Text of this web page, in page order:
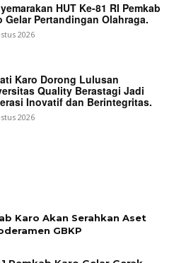
HUT Ke-81 RI Pemkab
Gelar Pertandingan Olahraga.
2026
Karo Dorong Lulusan
Quality Berastagi Jadi
Inovatif dan Berintegritas.
2026
Karo Akan Serahkan Aset
GBKP